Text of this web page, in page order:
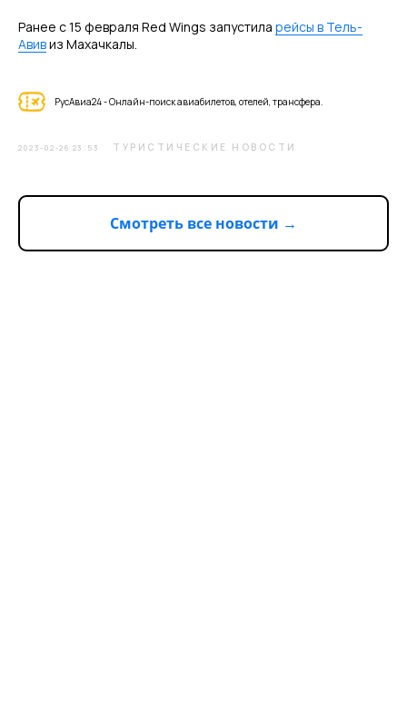
Ранее с 15 февраля Red Wings запустила рейсы в Тель-
Авивиз Махачкалы.
РусАвиа24 - Онлайн-поиск авиабилетов, отелей, трансфера.
2023-02-26 23:53 ТУРИСТИЧЕСКИЕ НОВОСТИ
Смотреть все новости →